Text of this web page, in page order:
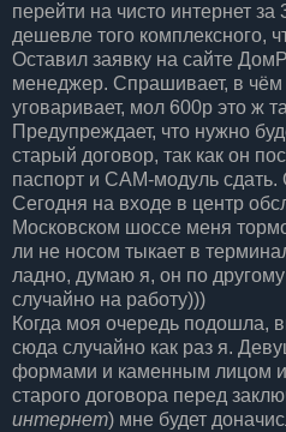
перейти на чисто интернет
дешевле того комплексного,
Оставил заявку на сайте
менеджер. Спрашивает, в чём
уговаривает, мол 600р это ж
Предупреждает, что нужно
старый договор, так как он
паспорт и CAM-модуль
Сегодня на входе в центр
Московском шоссе меня
ли не носом тыкает в
ладно, думаю я, он по
случайно на работу)))
Когда моя очередь подошла,
сюда случайно как раз я.
формами и каменным лицом
старого договора перед
интернет) мне будет